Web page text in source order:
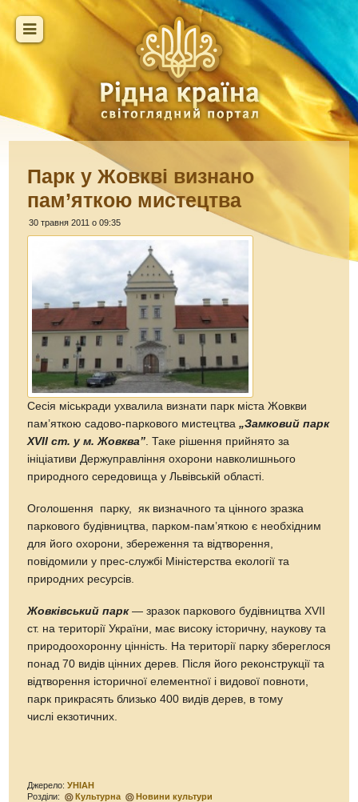
Парк у Жовкві визнано
пам’яткою мистецтва
30 травня 2011 о 09:35
Сесія міськради ухвалила визнати парк міста Жовкви
пам’яткою садово-паркового мистецтва„Замковий парк
XVII ст. у м. Жовква” . Таке рішення прийнято за
ініціативи Держуправління охорони навколишнього
природного середовища у Львівській області.
Оголошення парку, як визначного та цінного зразка
паркового будівництва, парком-пам’яткою є необхідним
для його охорони, збереження та відтворення,
повідомили у прес-службі Міністерства екології та
природних ресурсів.
Жовківський парк— зразок паркового будівництва XVII
ст. на території України, має високу історичну, наукову та
природоохоронну цінність. На території парку збереглося
понад 70 видів цінних дерев. Після його реконструкції та
відтворення історичної елементної і видової повноти,
парк прикрасять близько 400 видів дерев, в тому
числі екзотичних.
Джерело:УНІАН
Розділи:
Культурна Новини культури